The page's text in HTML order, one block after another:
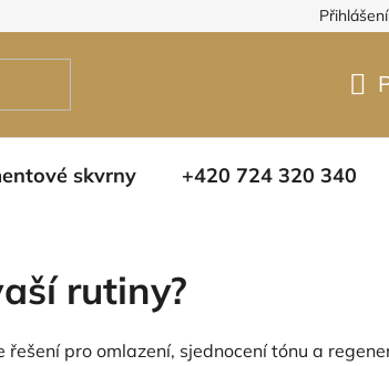
Přihlášení
skvrny +420 724 320 340
rutiny?
pro omlazení, sjednocení tónu a